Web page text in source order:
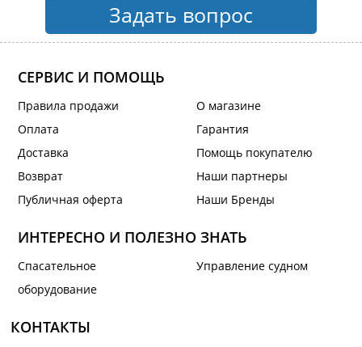
Задать вопрос
СЕРВИС И ПОМОЩЬ
Правила продажи
Оплата
Доставка
Возврат
Публичная оферта
О магазине
Гарантия
Помощь покупателю
Наши партнеры
Наши Бренды
ИНТЕРЕСНО И ПОЛЕЗНО ЗНАТЬ
Спасательное
оборудование
Управление судном
КОНТАКТЫ